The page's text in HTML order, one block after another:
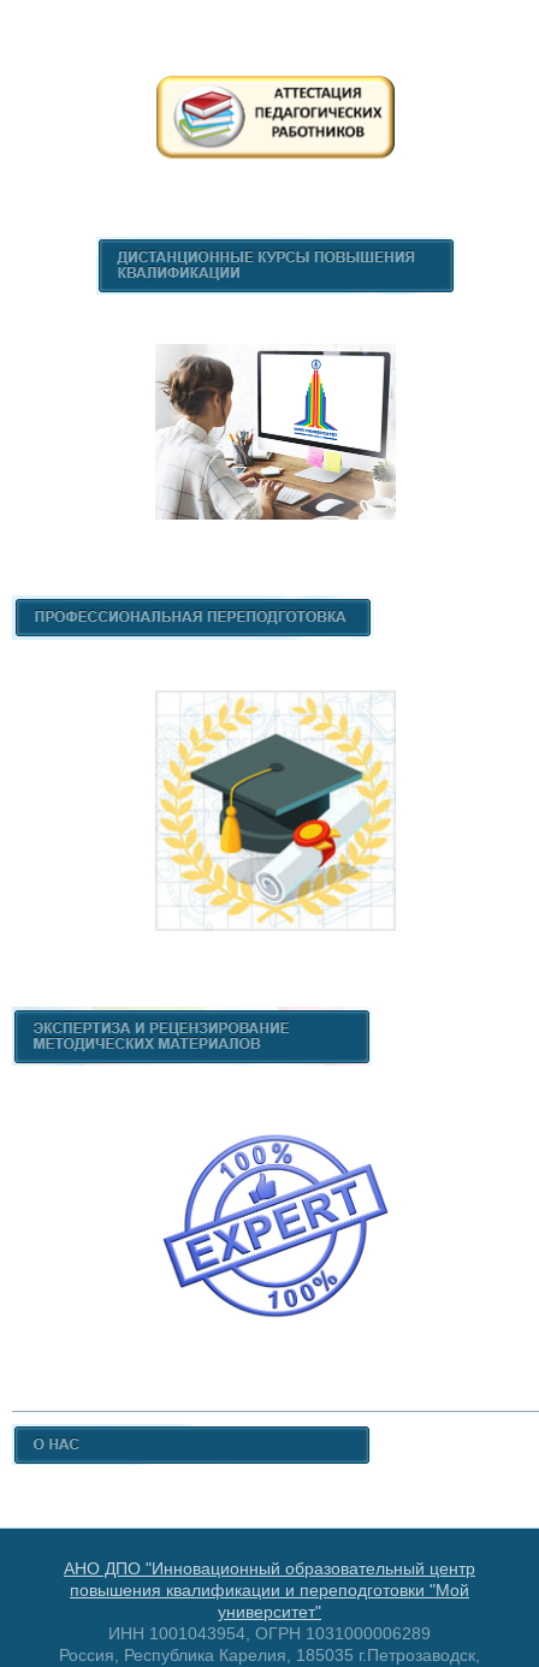
АНО ДПО "Инновационный образовательный центр
повышения квалификации и переподготовки "Мой
университет"
ИНН 1001043954, ОГРН 1031000006289
Россия, Республика Карелия, 185035 г.Петрозаводск,